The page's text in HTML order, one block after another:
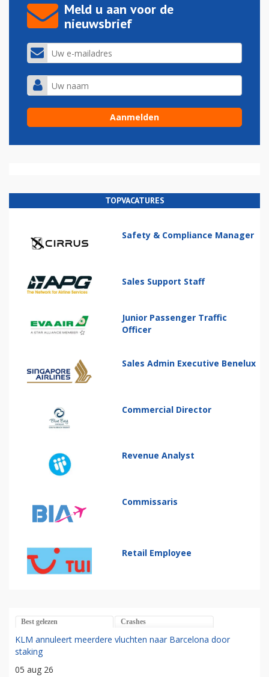
Meld u aan voor de
nieuwsbrief
TOPVACATURES
Safety & Compliance Manager
Sales Support Staff
Junior Passenger Traffic
Officer
Sales Admin Executive Benelux
Commercial Director
Revenue Analyst
Commissaris
Retail Employee
Best gelezen Crashes
KLM annuleert meerdere vluchten naar Barcelona door
staking
05 aug 26